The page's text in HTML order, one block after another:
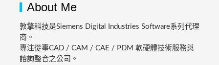
About Me
敦擎科技是Siemens Digital Industries Software系列代理
商。
專注從事CAD / CAM / CAE / PDM 軟硬體技術服務與
諮詢整合之公司。